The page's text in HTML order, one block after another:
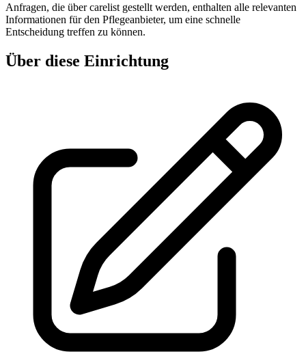
Anfragen, die über carelist gestellt werden, enthalten alle relevanten
Informationen für den Pflegeanbieter, um eine schnelle
Entscheidung treffen zu können.
Über diese Einrichtung